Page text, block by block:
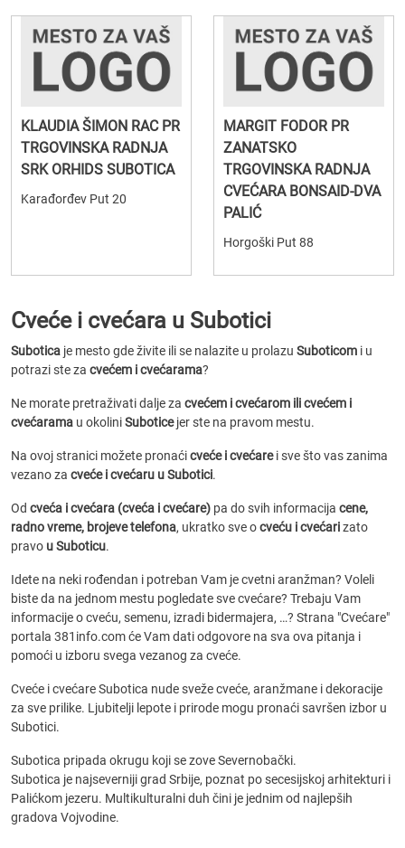
KLAUDIA ŠIMON RAC PR
TRGOVINSKA RADNJA
SRK ORHIDS SUBOTICA
Karađorđev Put 20
MARGIT FODOR PR
ZANATSKO
TRGOVINSKA RADNJA
CVEĆARA BONSAID-DVA
PALIĆ
Horgoški Put 88
Cveće i cvećara u Subotici
Subotica je mesto gde živite ili se nalazite u prolazu Suboticom i u
potrazi ste za cvećem i cvećarama?
Ne morate pretraživati dalje za cvećem i cvećarom ili cvećem i
cvećarama u okoliniSuboticejer ste na pravom mestu.
Na ovoj stranici možete pronaćicveće i cvećarei sve što vas zanima
vezano za cveće i cvećaru u Subotici.
Od cveća i cvećara (cveća i cvećare) pa do svih informacija cene,
radno vreme, brojeve telefona, ukratko sve ocveću i cvećarizato
pravo u Suboticu.
Idete na neki rođendan i potreban Vam je cvetni aranžman? Voleli
biste da na jednom mestu pogledate sve cvećare? Trebaju Vam
informacije o cveću, semenu, izradi bidermajera, …? Strana "Cvećare"
portala 381info.com će Vam dati odgovore na sva ova pitanja i
pomoći u izboru svega vezanog za cveće.
Cveće i cvećare Subotica nude sveže cveće, aranžmane i dekoracije
za sve prilike. Ljubitelji lepote i prirode mogu pronaći savršen izbor u
Subotici.
Subotica pripada okrugu koji se zove Severnobački.
Subotica je najseverniji grad Srbije, poznat po secesijskoj arhitekturi i
Palićkom jezeru. Multikulturalni duh čini je jednim od najlepših
gradova Vojvodine.